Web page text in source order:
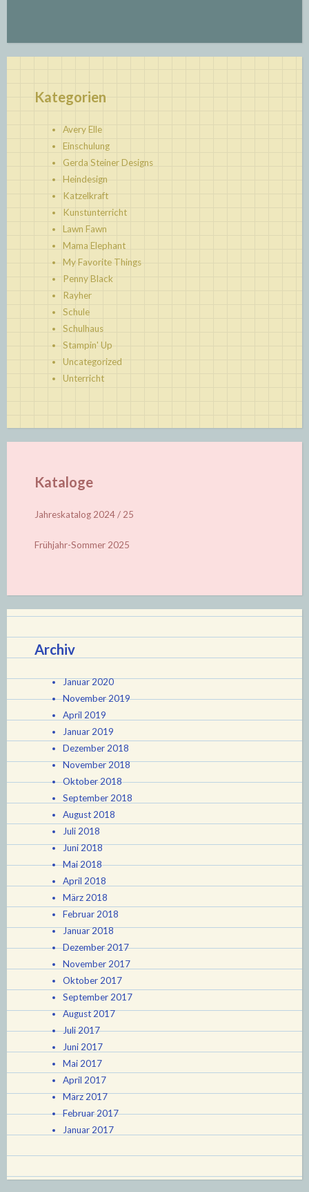
Kategorien
Avery Elle
Einschulung
Gerda Steiner Designs
Heindesign
Katzelkraft
Kunstunterricht
Lawn Fawn
Mama Elephant
My Favorite Things
Penny Black
Rayher
Schule
Schulhaus
Stampin' Up
Uncategorized
Unterricht
Kataloge
Jahreskatalog 2024 / 25
Frühjahr-Sommer 2025
Archiv
Januar 2020
November 2019
April 2019
Januar 2019
Dezember 2018
November 2018
Oktober 2018
September 2018
August 2018
Juli 2018
Juni 2018
Mai 2018
April 2018
März 2018
Februar 2018
Januar 2018
Dezember 2017
November 2017
Oktober 2017
September 2017
August 2017
Juli 2017
Juni 2017
Mai 2017
April 2017
März 2017
Februar 2017
Januar 2017